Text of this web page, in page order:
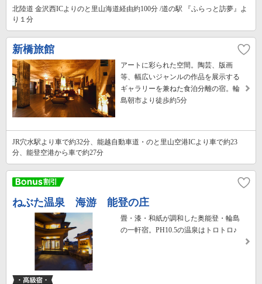
北陸道 金沢西ICよりのと里山海道経由約100分 /道の駅 『ふらっと訪夢』よ
り１分
新橋旅館
アートに彩られた空間。陶芸、版画
等、幅広いジャンルの作品を展示する
ギャラリーを兼ねた食泊分離の宿。輪
島朝市より徒歩約5分
JR穴水駅より車で約32分、能越自動車道・のと里山空港ICより車で約23
分、能登空港から車で約27分
ねぶた温泉 海游 能登の庄
畳・漆・和紙が調和した奥能登・輪島
の一軒宿。PH10.5の温泉はトロトロ♪